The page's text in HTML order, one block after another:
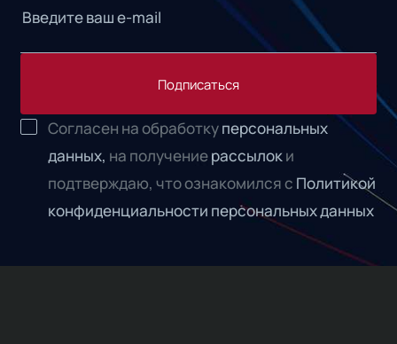
Подписаться
Согласен на обработкуперсональных
данных, на получениерассылоки
подтверждаю, что ознакомился с Политикой
конфиденциальности персональных данных